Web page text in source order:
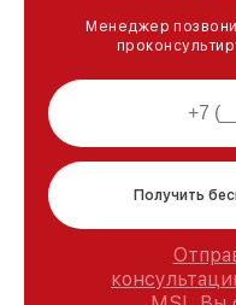
Менеджер
Получить